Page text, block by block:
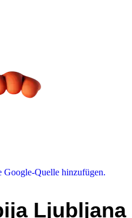
Google-Quelle hinzufügen.
Ljubljana